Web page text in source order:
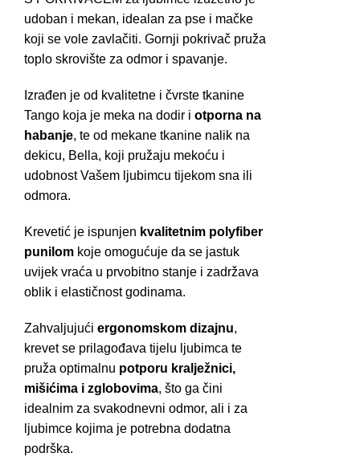
udoban i mekan, idealan za pse i mačke
koji se vole zavlačiti. Gornji pokrivač pruža
toplo skrovište za odmor i spavanje.
Izrađen je od kvalitetne i čvrste tkanine
Tango koja je meka na dodir i otporna na
habanje, te od mekane tkanine nalik na
dekicu, Bella, koji pružaju mekoću i
udobnost Vašem ljubimcu tijekom sna ili
odmora.
Krevetić je ispunjen kvalitetnim polyfiber
punilom koje omogućuje da se jastuk
uvijek vraća u prvobitno stanje i zadržava
oblik i elastičnost godinama.
Zahvaljujući ergonomskom dizajnu,
krevet se prilagođava tijelu ljubimca te
pruža optimalnu potporu kralježnici,
mišićima i zglobovima, što ga čini
idealnim za svakodnevni odmor, ali i za
ljubimce kojima je potrebna dodatna
podrška.